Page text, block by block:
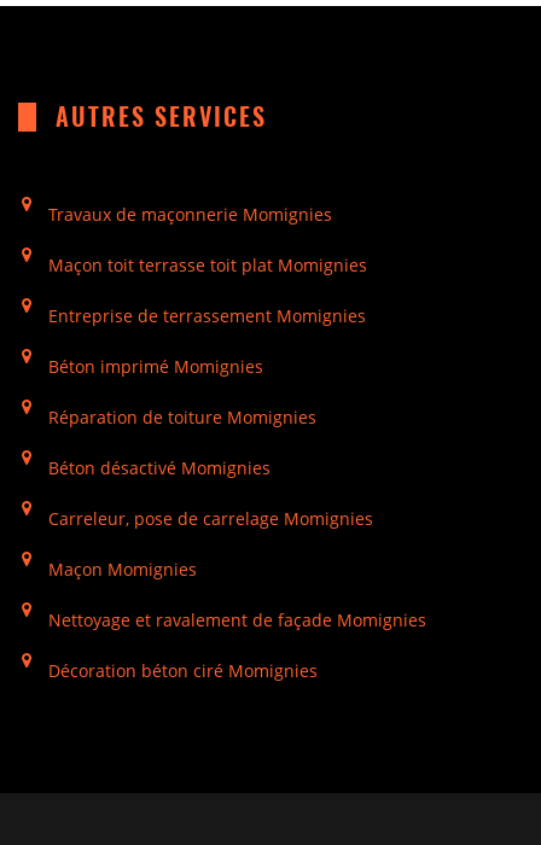
AUTRES SERVICES
Travaux de maçonnerie Momignies
Maçon toit terrasse toit plat Momignies
Entreprise de terrassement Momignies
Béton imprimé Momignies
Réparation de toiture Momignies
Béton désactivé Momignies
Carreleur, pose de carrelage Momignies
Maçon Momignies
Nettoyage et ravalement de façade Momignies
Décoration béton ciré Momignies